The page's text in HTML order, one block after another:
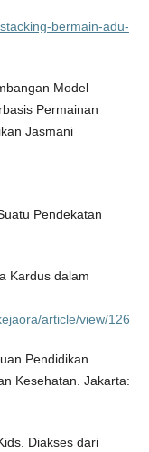
bermain-adu-
Model
Permainan
Jasmani
Pendekatan
Kardus dalam
article/view/126
Pendidikan
Kesehatan. Jakarta:
Diakses dari